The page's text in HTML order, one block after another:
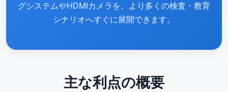
グシステムやHDMIカメラを、より多くの検査・教育
シナリオへすぐに展開できます。
主な利点の概要